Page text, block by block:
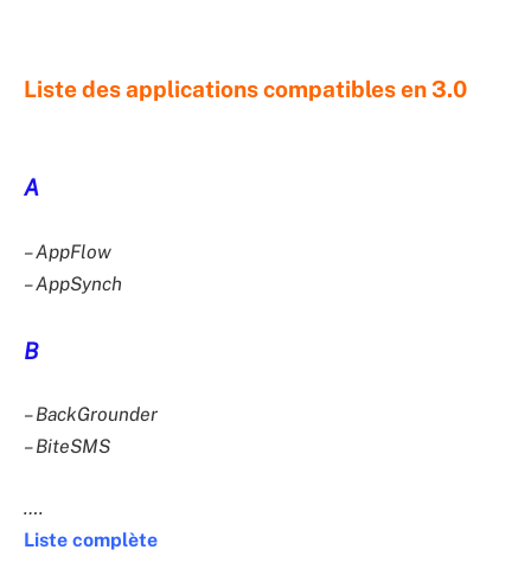
Liste des applications compatibles en 3.0
A
– AppFlow
– AppSynch
B
– BackGrounder
– BiteSMS
….
Liste complète